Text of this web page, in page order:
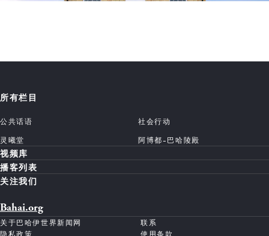
所有栏目
公共话语
社会行动
灵曦堂
阿博都-巴哈陵殿
视频库
播客列表
关注我们
Bahai.org
关于巴哈伊世界新闻网
联系
隐私政策
使用条款